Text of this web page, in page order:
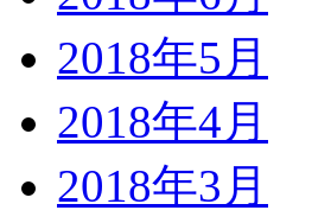
2018年5月
2018年4月
2018年3月